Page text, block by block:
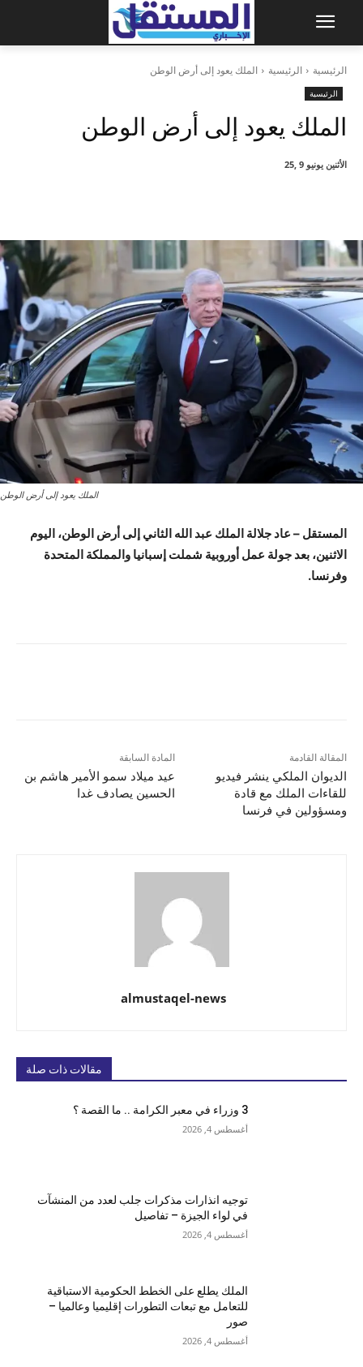
الرئيسية الرئيسية الملك يعود إلى أرض الوطن
الرئيسية
الملك يعود إلى أرض الوطن
الأثنين يونيو 9 ,25
الملك يعود إلى أرض الوطن
المستقل – عاد جلالة الملك عبد الله الثاني إلى أرض الوطن، اليوم
الاثنين، بعد جولة عمل أوروبية شملت إسبانيا والمملكة المتحدة
وفرنسا.
المادة السابقة
عيد ميلاد سمو الأمير هاشم بن
الحسين يصادف غدا
المقالة القادمة
الديوان الملكي ينشر فيديو
للقاءات الملك مع قادة
ومسؤولين في فرنسا
almustaqel-news
مقالات ذات صلة
3 وزراء في معبر الكرامة .. ما القصة ؟
أغسطس 4, 2026
توجيه انذارات مذكرات جلب لعدد من المنشآت
في لواء الجيزة – تفاصيل
أغسطس 4, 2026
الملك يطلع على الخطط الحكومية الاستباقية
للتعامل مع تبعات التطورات إقليميا وعالميا –
صور
أغسطس 4, 2026